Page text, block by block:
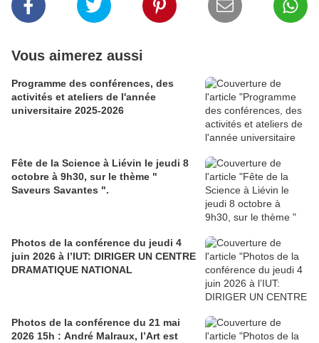
Vous aimerez aussi
Programme des conférences, des
activités et ateliers de l'année
universitaire 2025-2026
Fête de la Science à Liévin le jeudi 8
octobre à 9h30, sur le thème "
Saveurs Savantes ".
Photos de la conférence du jeudi 4
juin 2026 à l’IUT: DIRIGER UN CENTRE
DRAMATIQUE NATIONAL
Photos de la conférence du 21 mai
2026 15h : André Malraux, l’Art est